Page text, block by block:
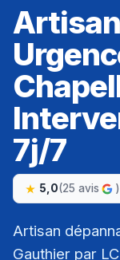
7j/7
5,0(25 avis )
Artisan
Gauthier par